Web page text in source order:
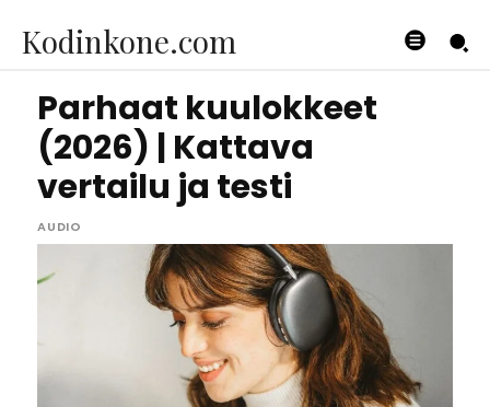
Kodinkone.com
Parhaat kuulokkeet
(2026) | Kattava
vertailu ja testi
AUDIO